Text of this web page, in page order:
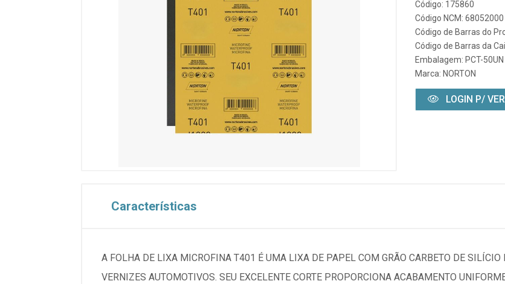
Código: 175860
Código NCM: 68052000
Código de Barras do
Código de Barras da
Embalagem: PCT-50UN
Marca: NORTON
LOGIN P/
Características
A FOLHA DE LIXA MICROFINA T401 É UMA LIXA DE PAPEL COM GRÃO CARBETO DE
VERNIZES AUTOMOTIVOS. SEU EXCELENTE CORTE PROPORCIONA ACABAMENTO